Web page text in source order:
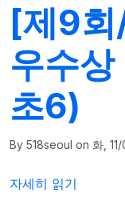
[제9
우수
초6)
By 518seoul on 화,
[제9회/2013년/그
자세히 읽기